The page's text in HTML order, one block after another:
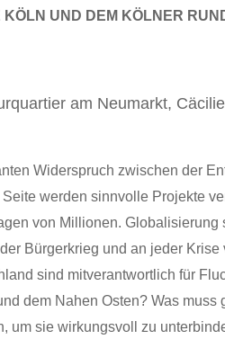
UND DEM KÖLNER
am Neumarkt,
Widerspruch zwischen der
werden sinnvolle Projekte
von Millionen. Globalisierung
Bürgerkrieg und an jeder
sind mitverantwortlich für
dem Nahen Osten? Was muss
um sie wirkungsvoll zu